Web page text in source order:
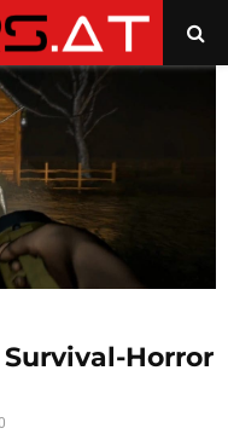
Horror